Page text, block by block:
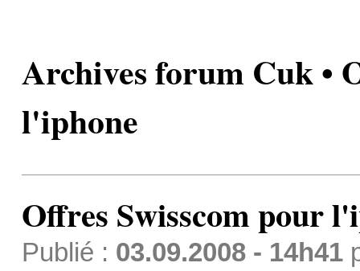
Archives forum Cuk •
l'iphone
Offres Swisscom pour
Publié : 03.09.2008 - 14h41